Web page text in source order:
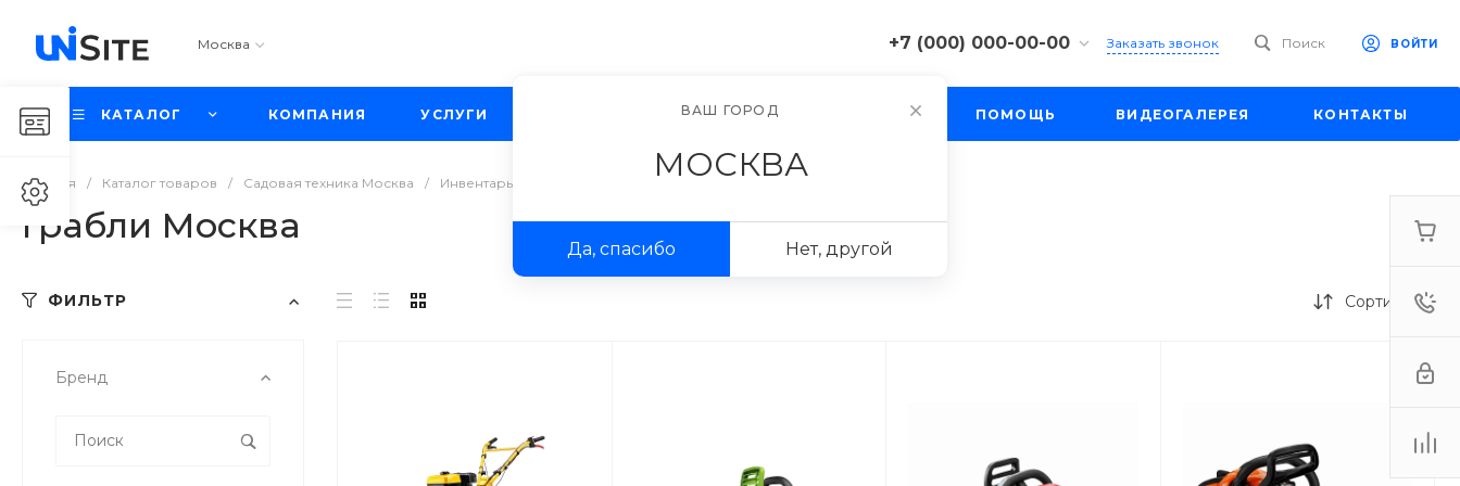
Москва +7 (000) 000-00-00
г. Москва, ул. Шапкина,
Заказать звонок Поиск ВОЙТИ
КАТАЛОГ КОМПАНИЯ УСЛУГИ ПРОЕКТЫ ФОТОГАЛЕРЕЯ ПОМОЩЬ ВИДЕОГАЛЕРЕЯ КОНТАКТЫ
Главная / Каталог товаров / Садовая техника Москва / Инвентарь Москва
Грабли Москва
ФИЛЬТР
Бренд
Сортировка
ВАШ ГОРОД
МОСКВА
Да, спасибо Нет, другой